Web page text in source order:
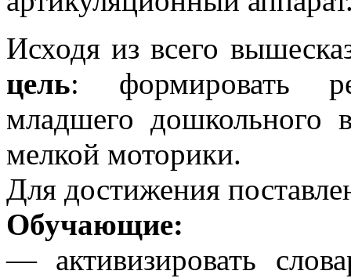
Исходя из всего
цель: формировать
младшего дошкольного
мелкой моторики.
Для достижения
Обучающие:
— активизировать